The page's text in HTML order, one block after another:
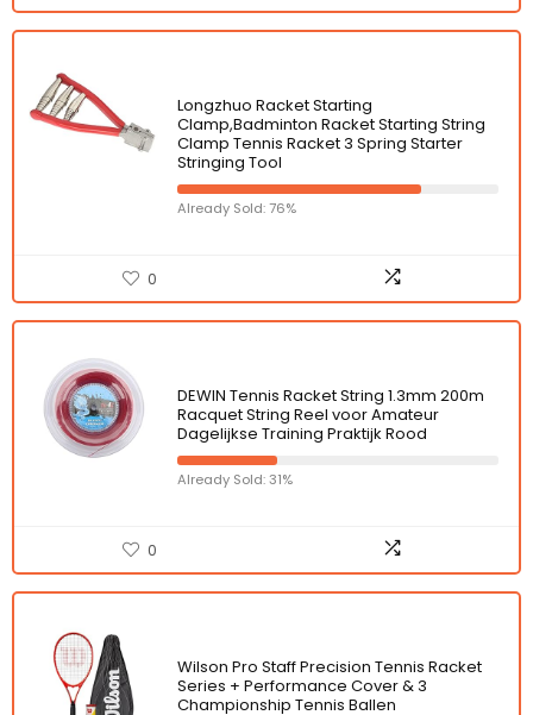
Longzhuo Racket Starting
Clamp,Badminton Racket Starting String
Clamp Tennis Racket 3 Spring Starter
Stringing Tool
Already Sold: 76%
0
DEWIN Tennis Racket String 1.3mm 200m
Racquet String Reel voor Amateur
Dagelijkse Training Praktijk Rood
Already Sold: 31%
0
Wilson Pro Staff Precision Tennis Racket
Series + Performance Cover & 3
Championship Tennis Ballen